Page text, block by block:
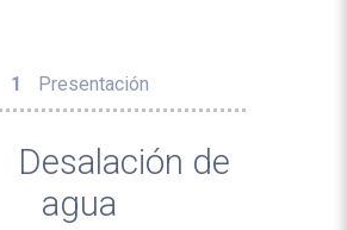
1 Presentación
Desalación de
agua